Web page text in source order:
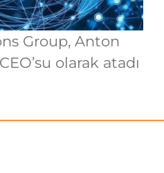
Group, Anton
olarak atadı